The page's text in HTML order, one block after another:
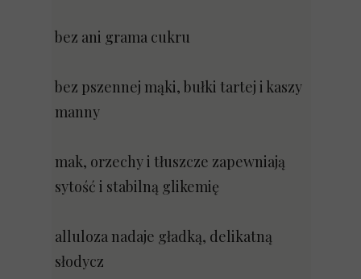
bez ani grama cukru
bez pszennej mąki, bułki tartej i kaszy
manny
mak, orzechy i tłuszcze zapewniają
sytość i stabilną glikemię
alluloza nadaje gładką, delikatną
słodycz